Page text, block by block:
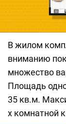
В жилом
вниманию
множество
Площадь
35 кв.м.
х комнатной